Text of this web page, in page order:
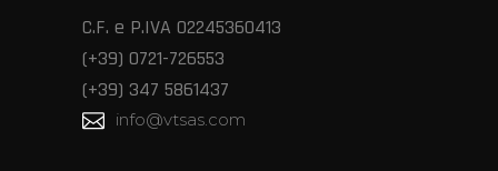
C.F. e P.IVA 02245360413
(+39) 0721-726553
(+39) 347 5861437
info@vtsas.com